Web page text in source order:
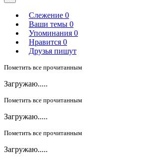
Слежение 0
Ваши темы 0
Упоминания 0
Нравится 0
Друзья пишут
Пометить все прочитанным
Загружаю.....
Пометить все прочитанным
Загружаю.....
Пометить все прочитанным
Загружаю.....